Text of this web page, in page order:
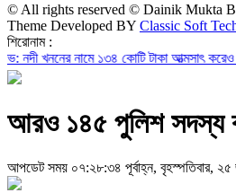
© All rights reserved © Dainik Mukta
Theme Developed BY Classic Soft
শিরোনাম :
নামে ১৩৪ কোটি টাকা আত্মসাৎ করেও বহাল
আরও ১৪৫ পুলিশ সদস্য
আপডেট সময় ০৭:২৮:৩৪ পূর্বাহ্ন, বৃহস্পতিবার,